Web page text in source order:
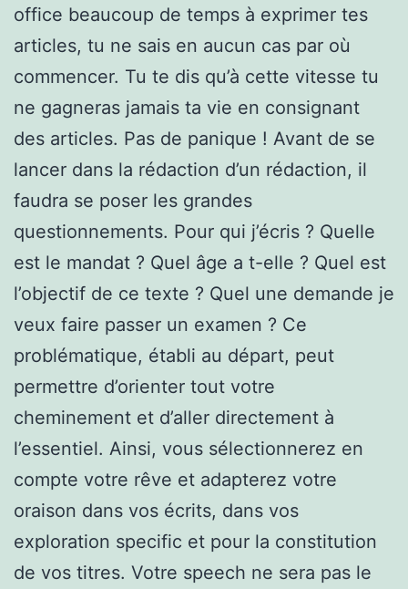
office beaucoup de temps à exprimer tes
articles, tu ne sais en aucun cas par où
commencer. Tu te dis qu’à cette vitesse tu
ne gagneras jamais ta vie en consignant
des articles. Pas de panique ! Avant de se
lancer dans la rédaction d’un rédaction, il
faudra se poser les grandes
questionnements. Pour qui j’écris ? Quelle
est le mandat ? Quel âge a t-elle ? Quel est
l’objectif de ce texte ? Quel une demande je
veux faire passer un examen ? Ce
problématique, établi au départ, peut
permettre d’orienter tout votre
cheminement et d’aller directement à
l’essentiel. Ainsi, vous sélectionnerez en
compte votre rêve et adapterez votre
oraison dans vos écrits, dans vos
exploration specific et pour la constitution
de vos titres. Votre speech ne sera pas le